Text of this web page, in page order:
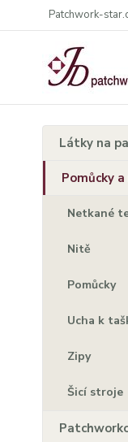
Patchwork-
Látky na
Pomůcky
Netkané
Nitě
Pomůcky
Ucha k
Zipy
Šicí stroje